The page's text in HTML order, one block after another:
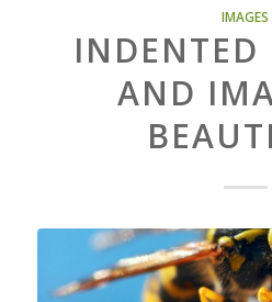
IMAGES
INDENTED
AND